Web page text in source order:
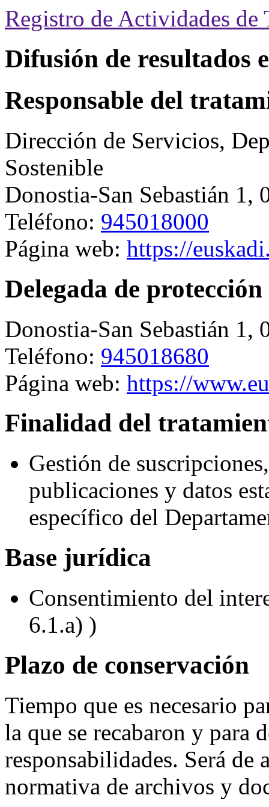
Registro de Actividades de
Difusión de resultados
Responsable del
Dirección de Servicios,
Sostenible
Donostia-San Sebastián 1,
Teléfono: 945018000
Página web: https://
Delegada de protección
Donostia-San Sebastián 1 ,
Teléfono: 945018680
Página web: https://
Finalidad del
Gestión de
publicaciones y datos
específico del
Base jurídica
Consentimiento del
6.1.a) )
Plazo de conservación
Tiempo que es necesario
la que se recabaron y para
responsabilidades. Será
normativa de archivos y